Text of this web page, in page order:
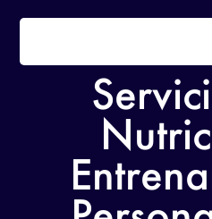
NUESTROS